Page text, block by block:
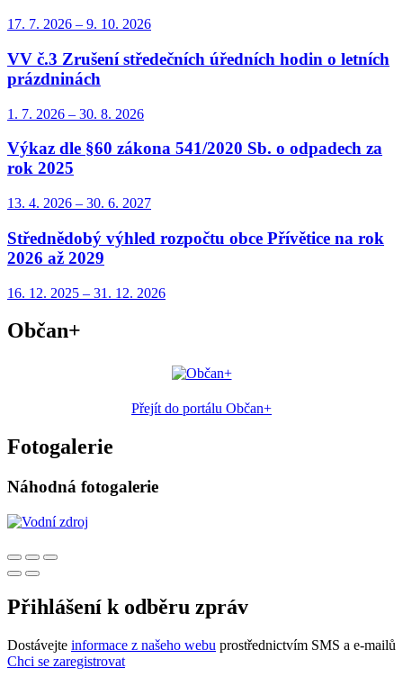
17. 7. 2026 – 9. 10. 2026
VV č.3 Zrušení středečních úředních hodin o letních
prázdninách
1. 7. 2026 – 30. 8. 2026
Výkaz dle §60 zákona 541/2020 Sb. o odpadech za
rok 2025
13. 4. 2026 – 30. 6. 2027
Střednědobý výhled rozpočtu obce Přívětice na rok
2026 až 2029
16. 12. 2025 – 31. 12. 2026
Občan+
Přejít do portálu Občan+
Fotogalerie
Náhodná fotogalerie
Přihlášení k odběru zpráv
Dostávejte informace z našeho webu prostřednictvím SMS a e-mailů
Chci se zaregistrovat